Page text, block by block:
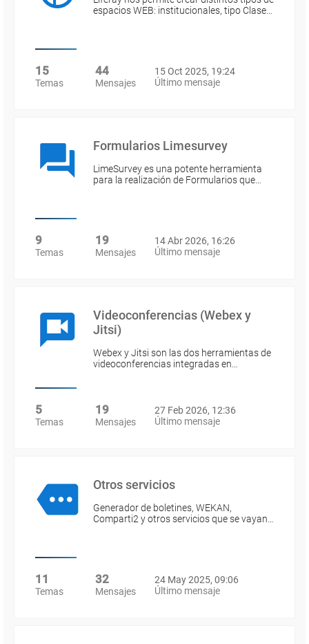
espacios WEB: institucionales, tipo Clase…
15
Temas
44
Mensajes
15 Oct 2025, 19:24
Último mensaje
Formularios Limesurvey
LimeSurvey es una potente herramienta
para la realización de Formularios que…
9
Temas
19
Mensajes
14 Abr 2026, 16:26
Último mensaje
Videoconferencias (Webex y
Jitsi)
Webex y Jitsi son las dos herramientas de
videoconferencias integradas en…
5
Temas
19
Mensajes
27 Feb 2026, 12:36
Último mensaje
Otros servicios
Generador de boletines, WEKAN,
Comparti2 y otros servicios que se vayan…
11
Temas
32
Mensajes
24 May 2025, 09:06
Último mensaje